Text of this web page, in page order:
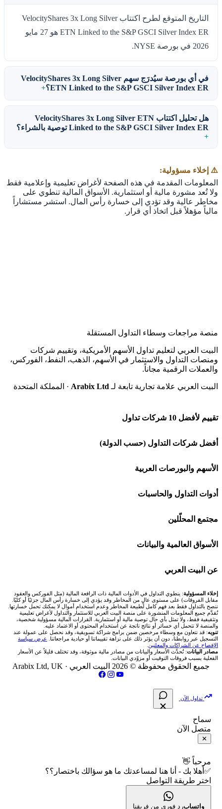
التاريخ المتوقع لطرح اكتتاب VelocityShares 3x Long Silver
ETN Linked to the S&P GSCI Silver Index ER هو 27 مايو
2026 في بورصة NYSE.
في أي بورصة سيُدرَج سهم VelocityShares 3x Long Silver
ETN Linked to the S&P GSCI Silver Index ER؟
هل تحليل اكتتاب VelocityShares 3x Long Silver ETN
Linked to the S&P GSCI Silver Index ER توصية بالشراء؟
⚠️ إخلاء مسؤولية:
المعلومات المقدمة في هذه الصفحة لأغراض تعليمية وإعلامية فقط
ولا تُعد مشورة مالية أو استثمارية. الأسواق المالية تنطوي على
مخاطر عالية وقد تؤدي إلى خسارة رأس المال. استشر مستشاراً
مالياً مؤهلاً قبل اتخاذ أي قرار.
منصة مراجعات وسطاء التداول المستقلة
البيت العربي لتعليم تداول الأسهم الأمريكية، وتقييم شركات
ومنصات التداول والاستثمار في الأسهم، الذهب، النفط، الفوركس،
والعملات الرقمية مجاناً.
البيت العربي علامة تجارية تابعة لـ Arabix Ltd · المملكة المتحدة
تقييم لأفضل 10 شركات تداول
شركة Capital.com
افاتريد AvaTrade
اكسنس Exness
منصة بينانس
اكس تي بي XTB
انتراكتيف بروكرز IBKR
أفضل شركات التداول (حسب الدولة)
شركات تداول في السعودية
شركات تداول في الإمارات
شركات تداول في الكويت
شركات تداول في قطر
شركات تداول في الأردن
شركات تداول في العراق
شركات تداول في فلسطين
الأسهم والبورصات العربية
🌍 كل البورصات العربية
🇸🇦 السوق السعودية
🇦🇪 أسواق الإمارات
🇪🇬 البورصة المصرية
🇶🇦 بورصة قطر
🇯🇴 بورصة عمّان
🇧🇭 بورصة البحرين
فلتر الأسهم الشرعي
📋 جميع الأسهم
🕌 الأسهم الحلال
👨‍🏫 العلماء والهيئات الشرعية
أدوات التداول والحاسبات
🕌 حاسبة الزكاة
💱 محول العملات
🧮 حاسبة حجم اللوت
📊 حاسبة قيمة النقطة
💰 حاسبة ربح الفوركس
📌 حاسبة النقاط المحورية
📏 حاسبة حجم المركز
📈 حاسبة عائد التداول
📊 حاسبة الربح التراكمي
🧮 حاسبة متوسط سعر السهم
📅 التقويم الاقتصادي
🕐 أوقات عمل السوق
مجتمع المحلّلين
🧱 حائط المجتمع
🏆 لوحة المحلّلين
✍️ اكتب تحليلك
الأسواق العالمية والبيانات
🌐 المؤشرات العالمية
🥇 سعر الذهب اليوم
🥇 أسعار الذهب والمعادن
💱 أسعار العملات والفوركس
💵 سعر الريال السعودي في مصر
📅 المؤشرات الاقتصادية
عن البيت العربي
من نحن
تواصل معنا
فريق المؤلفين
مقالات تعليمية
سياسة تقييم الشركات
الإبلاغ عن شركة نصابة
شروط الاستخدام
سياسة الخصوصية
إخلاء المسؤولية: ينطوي التداول في الأدوات المالية ذات الرافعة المالية (مثل الفوركس والعقود
مقابل الفروقات) على مستوى عالٍ من المخاطر وقد يؤدي إلى خسارة رأس المال جزئيًا أو كليًا.
ننصح بالتداول فقط بعد فهم كامل لطبيعة المخاطر وعدم استخدام أموال لا يمكنك تحمل خسارتها.
تُقدَّم جميع المعلومات المنشورة على منصة البيت العربي للاستثمار والتداول لأغراض تعليمية
وتثقيفية فقط، ولا تمثل بأي حال توصية مالية أو استثمارية. القرارات المالية مسؤولية شخصية،
والمنصة لا تتحمل أي خسائر أو نتائج ناتجة عن استخدام المحتوى أو الاعتماد عليه.
تنويه: قد نتعاون مع وسطاء مرخصين ضمن برامج شراكة تسويقية، وقد نحصل على عمولة عند
التسجيل عبر روابطنا، دون أن يؤثر ذلك على نزاهة تقييماتنا أو حيادية مراجعاتنا. عرض سياسة
الإفصاح عن الشراكات والمعلنين
مصادر البيانات: تُحدَّث الأسعار والبيانات من مصادر مالية موثوقة، وقد تختلف قليلاً عن الأسعار
الفعلية بسبب فروقات التوقيت أو مزوّدي البيانات.
جميع الحقوق محفوظة © 2026 البيت العربي · Arabix Ltd, UK
تداول الآن
سماح
متصل الآن
✕
مرحباً 👋
✅أهلا بك - أنا هنا لمساعدتك ما هو سؤالك باختصار؟؟
اختر طريقة التواصل
واتسابرد فوري من فريقنا